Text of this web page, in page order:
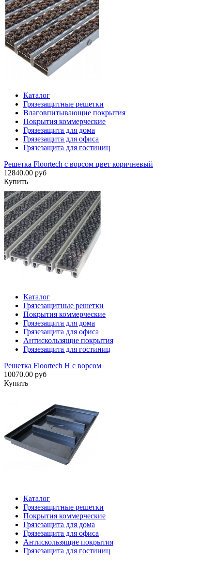
Каталог
Грязезащитные решетки
Влаговпитывающие покрытия
Покрытия коммерческие
Грязезащита для дома
Грязезащита для офиса
Грязезащита для гостиниц
Решетка Floortech с ворсом цвет коричневый
12840.00 руб
Купить
Каталог
Грязезащитные решетки
Покрытия коммерческие
Грязезащита для дома
Грязезащита для офиса
Антискользящие покрытия
Грязезащита для гостиниц
Решетка Floortech H с ворсом
10070.00 руб
Купить
Каталог
Грязезащитные решетки
Покрытия коммерческие
Грязезащита для дома
Грязезащита для офиса
Антискользящие покрытия
Грязезащита для гостиниц